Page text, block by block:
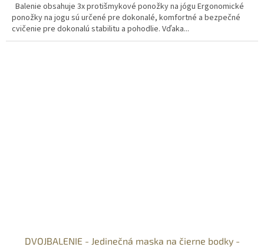
Balenie obsahuje 3x protišmykové ponožky na jógu Ergonomické
ponožky na jogu sú určené pre dokonalé, komfortné a bezpečné
cvičenie pre dokonalú stabilitu a pohodlie. Vďaka...
DVOJBALENIE - Jedinečná maska na čierne bodky -